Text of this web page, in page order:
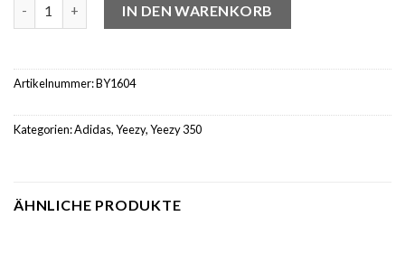
IN DEN WARENKORB
Artikelnummer:BY1604
Kategorien:Adidas,Yeezy,Yeezy 350
ÄHNLICHE PRODUKTE